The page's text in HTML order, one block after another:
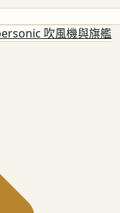
吹風機與旗艦